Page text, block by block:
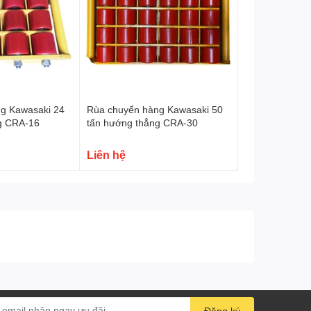
Kawasaki 24
CRA-16
Rùa chuyển hàng Kawasaki 50
tấn hướng thẳng CRA-30
Liên hệ